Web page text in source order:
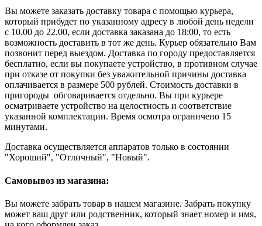
Вы можете заказать доставку товара с помощью курьера,
который прибудет по указанному адресу в любой день недели
с 10.00 до 22.00, если доставка заказана до 18:00, то есть
возможность доставить в тот же день. Курьер обязательно Вам
позвонит перед выездом. Доставка по городу предоставляется
бесплатно, если вы покупаете устройство, в противном случае
при отказе от покупки без уважительной причины доставка
оплачивается в размере 500 рублей. Стоимость доставки в
пригороды обговаривается отдельно. Вы при курьере
осматриваете устройство на целостность и соответствие
указанной комплектации. Время осмотра ограничено 15
минутами.
Доставка осуществляется аппаратов только в состоянии
"Хороший", "Отличный", "Новый".
Самовывоз из магазина:
Вы можете забрать товар в нашем магазине. Забрать покупку
может ваш друг или родственник, который знает номер и имя,